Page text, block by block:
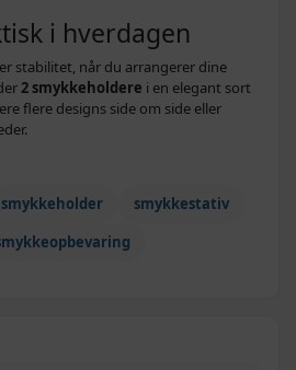
i hverdagen
stabilitet, når du arrangerer dine
2 smykkeholdere i en elegant sort
flere designs side om side eller
smykkeholder
smykkestativ